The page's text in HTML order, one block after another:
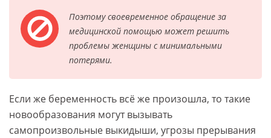
Поэтому своевременное обращение за
медицинской помощью может решить
проблемы женщины с минимальными
потерями.
Если же беременность всё же произошла, то такие
новообразования могут вызывать
самопроизвольные выкидыши, угрозы прерывания